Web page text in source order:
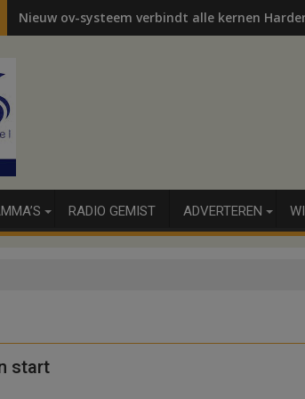
Nieuw ov-systeem verbindt alle kernen
RADIO GEMIST ADVERTEREN
start